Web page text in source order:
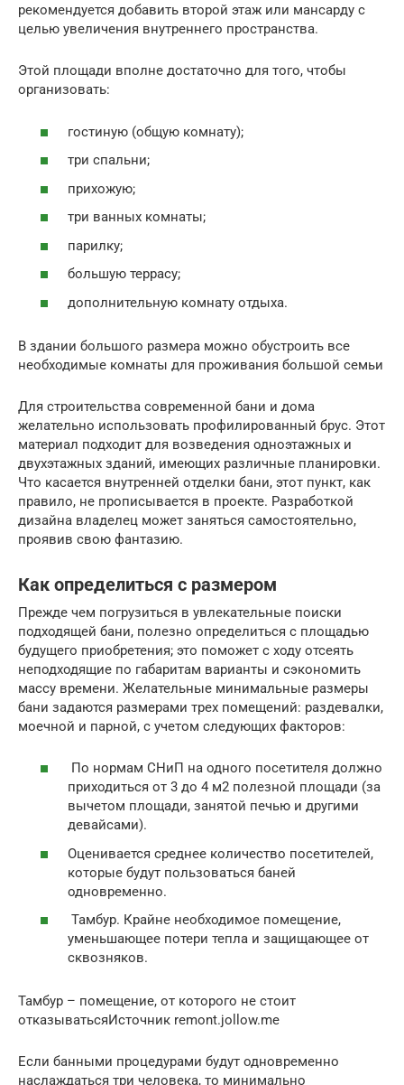
рекомендуется добавить второй этаж или мансарду с
целью увеличения внутреннего пространства.
Этой площади вполне достаточно для того, чтобы
организовать:
гостиную (общую комнату);
три спальни;
прихожую;
три ванных комнаты;
парилку;
большую террасу;
дополнительную комнату отдыха.
В здании большого размера можно обустроить все
необходимые комнаты для проживания большой семьи
Для строительства современной бани и дома
желательно использовать профилированный брус. Этот
материал подходит для возведения одноэтажных и
двухэтажных зданий, имеющих различные планировки.
Что касается внутренней отделки бани, этот пункт, как
правило, не прописывается в проекте. Разработкой
дизайна владелец может заняться самостоятельно,
проявив свою фантазию.
Как определиться с размером
Прежде чем погрузиться в увлекательные поиски
подходящей бани, полезно определиться с площадью
будущего приобретения; это поможет с ходу отсеять
неподходящие по габаритам варианты и сэкономить
массу времени. Желательные минимальные размеры
бани задаются размерами трех помещений: раздевалки,
моечной и парной, с учетом следующих факторов:
По нормам СНиП на одного посетителя должно
приходиться от 3 до 4 м2 полезной площади (за
вычетом площади, занятой печью и другими
девайсами).
Оценивается среднее количество посетителей,
которые будут пользоваться баней
одновременно.
Тамбур. Крайне необходимое помещение,
уменьшающее потери тепла и защищающее от
сквозняков.
Тамбур – помещение, от которого не стоит
отказыватьсяИсточник remont.jollow.me
Если банными процедурами будут одновременно
наслаждаться три человека, то минимально